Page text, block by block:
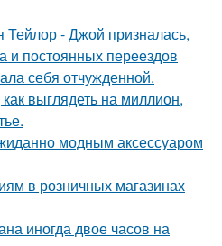
Тейлор - Джой призналась,
и постоянных переездов
себя отчужденной.
выглядеть на миллион,
модным аксессуаром
в розничных магазинах
иногда двое часов на